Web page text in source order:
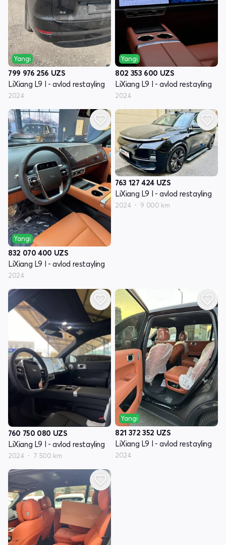
Yangi
799 976 256 UZS
LiXiang L9 I - avlod restayling
2024
Yangi
802 353 600 UZS
LiXiang L9 I - avlod restayling
2024
Yangi
832 070 400 UZS
LiXiang L9 I - avlod restayling
2024
763 127 424 UZS
LiXiang L9 I - avlod restayling
2024 9 000 km
760 750 080 UZS
LiXiang L9 I - avlod restayling
2024 7 500 km
Yangi
821 372 352 UZS
LiXiang L9 I - avlod restayling
2024